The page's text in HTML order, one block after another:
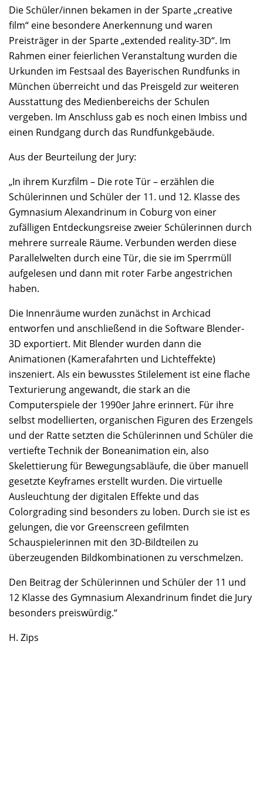
Die Schüler/innen bekamen in der Sparte „creative
film“ eine besondere Anerkennung und waren
Preisträger in der Sparte „extended reality-3D“. Im
Rahmen einer feierlichen Veranstaltung wurden die
Urkunden im Festsaal des Bayerischen Rundfunks in
München überreicht und das Preisgeld zur weiteren
Ausstattung des Medienbereichs der Schulen
vergeben. Im Anschluss gab es noch einen Imbiss und
einen Rundgang durch das Rundfunkgebäude.
Aus der Beurteilung der Jury:
„In ihrem Kurzfilm – Die rote Tür – erzählen die
Schülerinnen und Schüler der 11. und 12. Klasse des
Gymnasium Alexandrinum in Coburg von einer
zufälligen Entdeckungsreise zweier Schülerinnen durch
mehrere surreale Räume. Verbunden werden diese
Parallelwelten durch eine Tür, die sie im Sperrmüll
aufgelesen und dann mit roter Farbe angestrichen
haben.
Die Innenräume wurden zunächst in Archicad
entworfen und anschließend in die Software Blender-
3D exportiert. Mit Blender wurden dann die
Animationen (Kamerafahrten und Lichteffekte)
inszeniert. Als ein bewusstes Stilelement ist eine flache
Texturierung angewandt, die stark an die
Computerspiele der 1990er Jahre erinnert. Für ihre
selbst modellierten, organischen Figuren des Erzengels
und der Ratte setzten die Schülerinnen und Schüler die
vertiefte Technik der Boneanimation ein, also
Skelettierung für Bewegungsabläufe, die über manuell
gesetzte Keyframes erstellt wurden. Die virtuelle
Ausleuchtung der digitalen Effekte und das
Colorgrading sind besonders zu loben. Durch sie ist es
gelungen, die vor Greenscreen gefilmten
Schauspielerinnen mit den 3D-Bildteilen zu
überzeugenden Bildkombinationen zu verschmelzen.
Den Beitrag der Schülerinnen und Schüler der 11 und
12 Klasse des Gymnasium Alexandrinum findet die Jury
besonders preiswürdig.“
H. Zips